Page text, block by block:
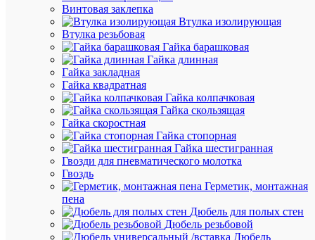
Винтовая заклепка
Втулка изолирующая
Втулка резьбовая
Гайка барашковая
Гайка длинная
Гайка закладная
Гайка квадратная
Гайка колпачковая
Гайка скользящая
Гайка скоростная
Гайка стопорная
Гайка шестигранная
Гвозди для пневматического молотка
Гвоздь
Герметик, монтажная
пена
Дюбель для полых стен
Дюбель резьбовой
Дюбель
запросу
цену